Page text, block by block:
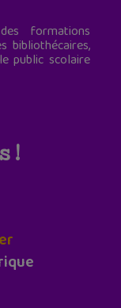
formations
bibliothécaires,
public scolaire
!